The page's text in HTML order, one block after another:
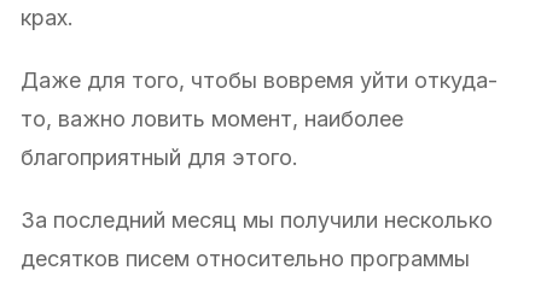
крах.
Даже для того, чтобы вовремя уйти откуда-
то, важно ловить момент, наиболее
благоприятный для этого.
За последний месяц мы получили несколько
десятков писем относительно программы